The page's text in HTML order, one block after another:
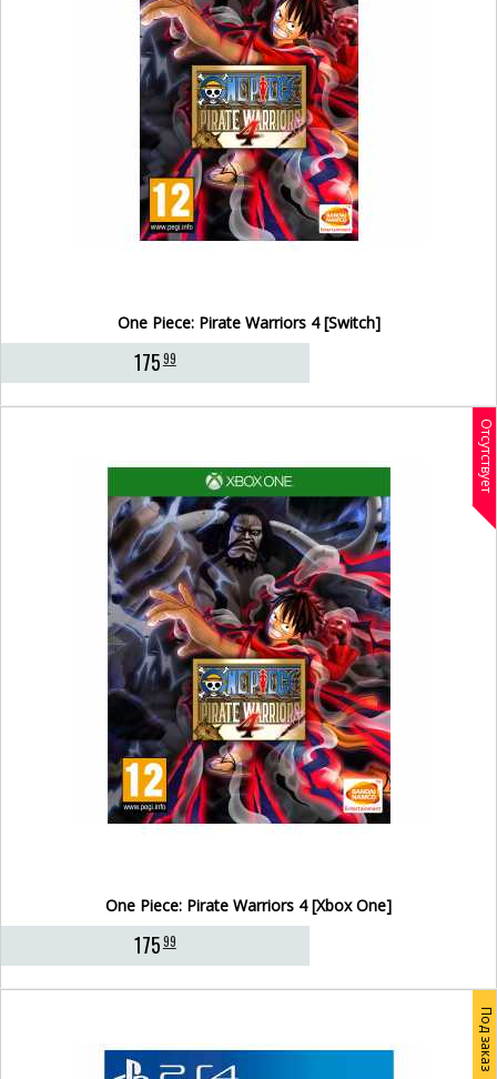
One Piece: Pirate Warriors 4 [Switch]
17599
Отсутствует
One Piece: Pirate Warriors 4 [Xbox One]
17599
Под заказ